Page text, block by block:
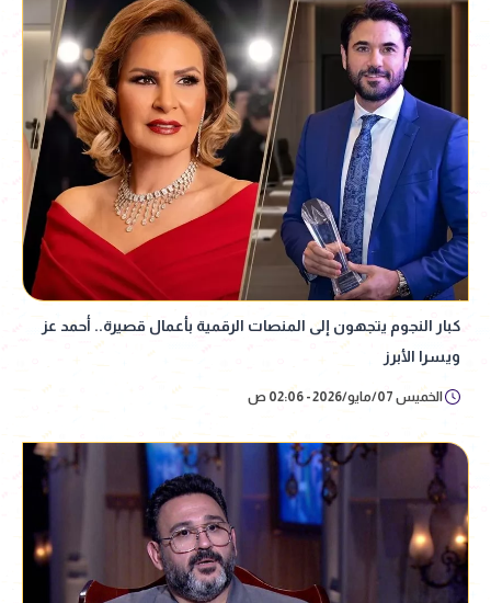
كبار النجوم يتجهون إلى المنصات الرقمية بأعمال قصيرة.. أحمد عز
ويسرا الأبرز
الخميس 07/مايو/2026 - 02:06 ص